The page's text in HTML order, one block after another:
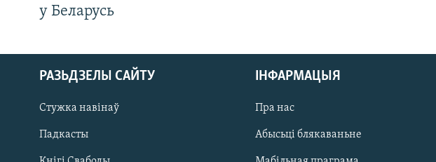
у Беларусь
РАЗЬДЗЕЛЫ САЙТУ
Стужка навінаў
Падкасты
ІНФАРМАЦЫЯ
Пра нас
Абысьці блякаваньне